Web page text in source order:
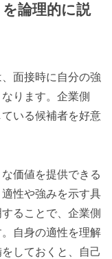
論理的に説
面接時に自分の強
ります。企業側
いる候補者を好意
価値を提供できる
性や強みを示す具
ることで、企業側
自身の適性を理解
しておくと、自己